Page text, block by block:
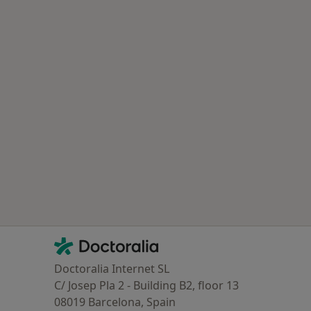
Contacto
Doctoralia - Página de inicio
Doctoralia Internet SL
C/ Josep Pla 2 - Building B2, floor 13
08019 Barcelona, Spain